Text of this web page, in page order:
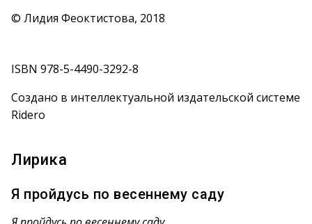
© Лидия Феоктистова, 2018
ISBN 978-5-4490-3292-8
Создано в интеллектуальной издательской системе
Ridero
Лирика
Я пройдусь по весеннему саду